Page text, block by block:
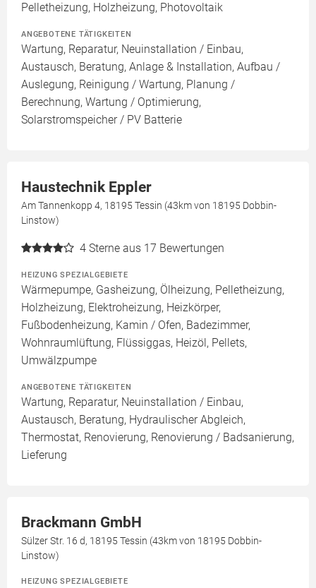
Pelletheizung, Holzheizung, Photovoltaik
ANGEBOTENE TÄTIGKEITEN
Wartung, Reparatur, Neuinstallation / Einbau,
Austausch, Beratung, Anlage & Installation, Aufbau /
Auslegung, Reinigung / Wartung, Planung /
Berechnung, Wartung / Optimierung,
Solarstromspeicher / PV Batterie
Haustechnik Eppler
Am Tannenkopp 4, 18195 Tessin (43km von 18195 Dobbin-
Linstow)
4 Sterne aus 17 Bewertungen
HEIZUNG SPEZIALGEBIETE
Wärmepumpe, Gasheizung, Ölheizung, Pelletheizung,
Holzheizung, Elektroheizung, Heizkörper,
Fußbodenheizung, Kamin / Ofen, Badezimmer,
Wohnraumlüftung, Flüssiggas, Heizöl, Pellets,
Umwälzpumpe
ANGEBOTENE TÄTIGKEITEN
Wartung, Reparatur, Neuinstallation / Einbau,
Austausch, Beratung, Hydraulischer Abgleich,
Thermostat, Renovierung, Renovierung / Badsanierung,
Lieferung
Brackmann GmbH
Sülzer Str. 16 d, 18195 Tessin (43km von 18195 Dobbin-
Linstow)
HEIZUNG SPEZIALGEBIETE